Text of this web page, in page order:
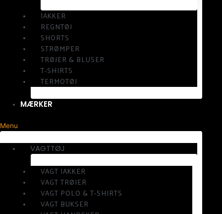
JAKKER
REGNTØJ
SHORTS
STRØMPER
TRØJER & BLUSER
T-SHIRTS
TERMOTØJ
MÆRKER
Menu
VAGTTØJ
VAGT JAKKER
VAGT TRØJER
VAGT POLO & T-SHIRTS
VAGT BUKSER